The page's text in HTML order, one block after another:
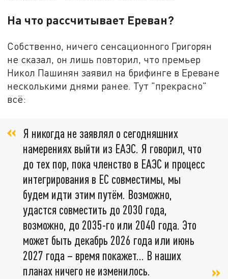
На что рассчитывает Ереван?
Собственно, ничего сенсационного Григорян
не сказал, он лишь повторил, что премьер
Никол Пашинян заявил на брифинге в Ереване
несколькими днями ранее. Тут "прекрасно"
всё:
Я никогда не заявлял о сегодняшних
намерениях выйти из ЕАЭС. Я говорил, что
до тех пор, пока членство в ЕАЭС и процесс
интегрирования в ЕС совместимы, мы
будем идти этим путём. Возможно,
удастся совместить до 2030 года,
возможно, до 2035-го или 2040 года. Это
может быть декабрь 2026 года или июнь
2027 года – время покажет… В наших
планах ничего не изменилось.